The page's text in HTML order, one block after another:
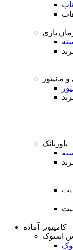
بازی
و مانیتور
پاوربانک
کامپیوتر آماده
استوک